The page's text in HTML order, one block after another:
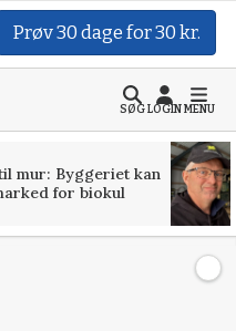
Prøv 30 dage for 30 kr.
SØGLOGINMENU
mur: Byggeriet kan
for biokul